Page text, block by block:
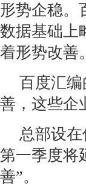
形势企稳。
数据基础上
着形势改善。
百度汇
善，这些企
总部设
第一季度将
善”。